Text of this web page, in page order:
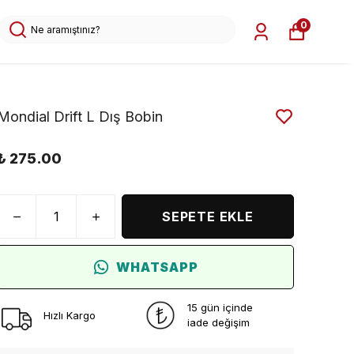
0
Drift L Dış Bobin
275.00
SEPETE EKLE
WHATSAPP
Hızlı Kargo
15 gün içinde
iade değişim